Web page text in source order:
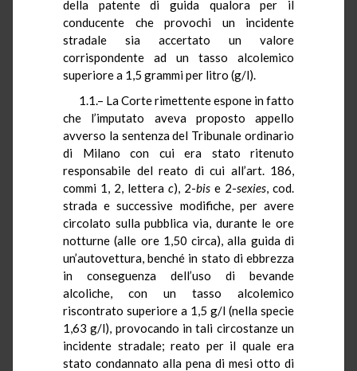
della patente di guida qualora per il
conducente che provochi un incidente
stradale sia accertato un valore
corrispondente ad un tasso alcolemico
superiore a 1,5 grammi per litro (g/l).
1.1.– La Corte rimettente espone in fatto
che l’imputato aveva proposto appello
avverso la sentenza del Tribunale ordinario
di Milano con cui era stato ritenuto
responsabile del reato di cui all’art. 186,
commi 1, 2, lettera c), 2-bis e 2-sexies, cod.
strada e successive modifiche, per avere
circolato sulla pubblica via, durante le ore
notturne (alle ore 1,50 circa), alla guida di
un’autovettura, benché in stato di ebbrezza
in conseguenza dell’uso di bevande
alcoliche, con un tasso alcolemico
riscontrato superiore a 1,5 g/l (nella specie
1,63 g/l), provocando in tali circostanze un
incidente stradale; reato per il quale era
stato condannato alla pena di mesi otto di